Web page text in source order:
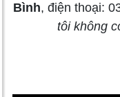
Bình, điện thoại:
tôi không